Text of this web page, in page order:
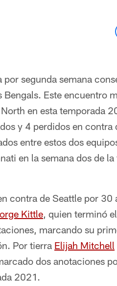
segunda semana
Este encuentro
en esta temporada
y 4 perdidos en
entre estos dos
en la semana dos de
contra de Seattle por 30
Kittle, quien terminó
marcando su
Por tierra Elijah Mitchell
dos anotaciones
2021.